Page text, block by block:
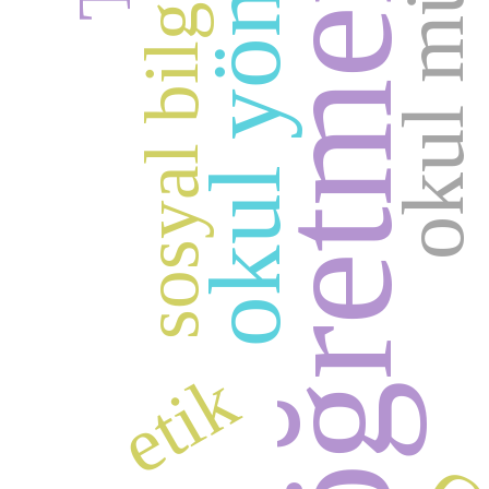
öğretmen
sosyal bilgiler
etik